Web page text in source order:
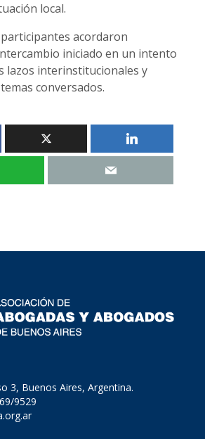
local.
acordaron
iniciado en un intento
lazos interinstitucionales y
conversados.
3, Buenos Aires, Argentina.
9529